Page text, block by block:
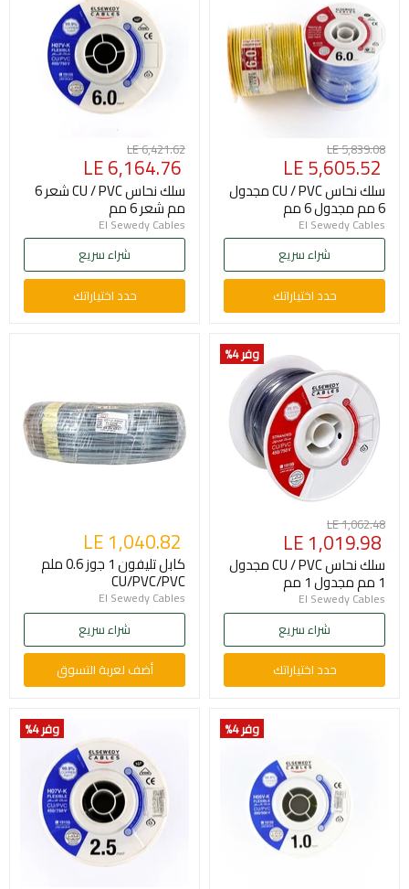
السعر
الأصلي
LE 5,839.08
السعر
الحالي
LE 5,605.52
سلك نحاس CU / PVC مجدول
6 مم مجدول 6 مم
El Sewedy Cables
شراء سريع
حدد اختياراتك
السعر
الأصلي
LE 6,421.62
السعر
الحالي
LE 6,164.76
سلك نحاس CU / PVC شعر 6
مم شعر 6 مم
El Sewedy Cables
شراء سريع
حدد اختياراتك
وفر 4 %
السعر
الأصلي
LE 1,062.48
السعر
الحالي
LE 1,019.98
سلك نحاس CU / PVC مجدول
1 مم مجدول 1 مم
El Sewedy Cables
شراء سريع
حدد اختياراتك
LE 1,040.82
كابل تليفون 1 جوز 0.6 ملم
CU/PVC/PVC
El Sewedy Cables
شراء سريع
أضف لعربة التسوق
وفر 4 % وفر 4 %